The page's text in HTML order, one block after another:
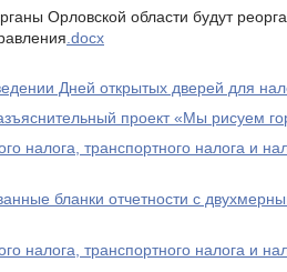
Орловской области будут
.docx
Дней открытых дверей для
проект «Мы рисуем
налога, транспортного налога и
бланки отчетности с
налога, транспортного налога и